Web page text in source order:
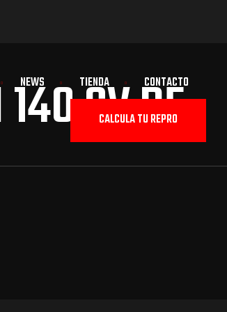
NEWS TIENDA CONTACTO
CALCULA TU REPRO
CV DE